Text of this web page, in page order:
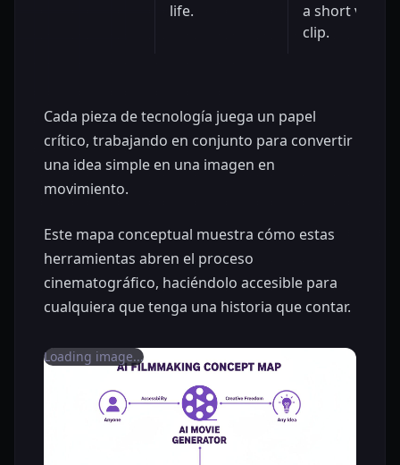
life.
a short video
clip.
Cada pieza de tecnología juega un papel
crítico, trabajando en conjunto para convertir
una idea simple en una imagen en
movimiento.
Este mapa conceptual muestra cómo estas
herramientas abren el proceso
cinematográfico, haciéndolo accesible para
cualquiera que tenga una historia que contar.
Loading image...